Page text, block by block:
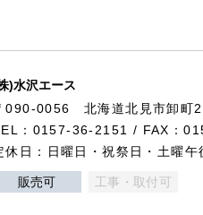
)水沢エース
090-0056 北海道北見市卸町
：0157-36-2151 / FAX：
休日：日曜日・祝祭日・土曜午
販売可 工事・取付可